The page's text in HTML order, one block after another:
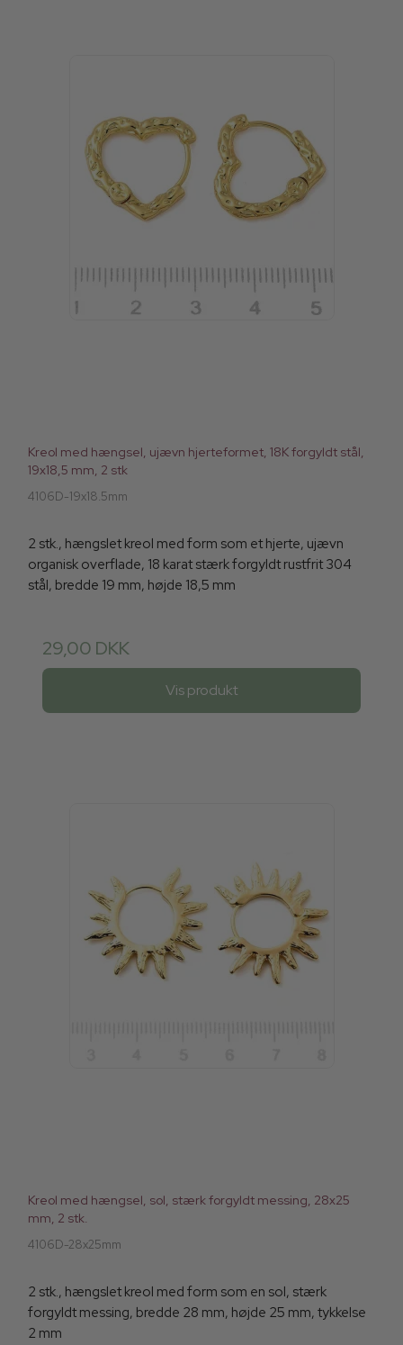
Kreol med hængsel, ujævn hjerteformet, 18K forgyldt stål,
19x18,5 mm, 2 stk
4106D-19x18.5mm
2 stk., hængslet kreol med form som et hjerte, ujævn
organisk overflade, 18 karat stærk forgyldt rustfrit 304
stål, bredde 19 mm, højde 18,5 mm
29,00 DKK
Vis produkt
Kreol med hængsel, sol, stærk forgyldt messing, 28x25
mm, 2 stk.
4106D-28x25mm
2 stk., hængslet kreol med form som en sol, stærk
forgyldt messing, bredde 28 mm, højde 25 mm, tykkelse
2 mm